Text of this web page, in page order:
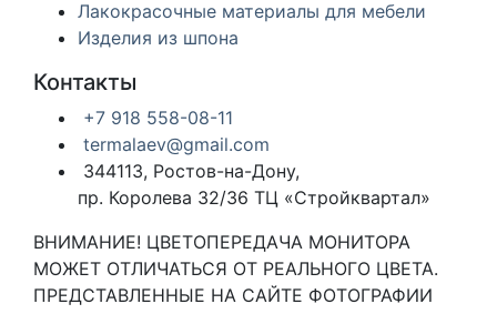
Лакокрасочные материалы для мебели
Изделия из шпона
Контакты
+7 918 558-08-11
termalaev@gmail.com
344113, Ростов-на-Дону,
пр. Королева 32/36 ТЦ «Стройквартал»
ВНИМАНИЕ! ЦВЕТОПЕРЕДАЧА МОНИТОРА
МОЖЕТ ОТЛИЧАТЬСЯ ОТ РЕАЛЬНОГО ЦВЕТА.
ПРЕДСТАВЛЕННЫЕ НА САЙТЕ ФОТОГРАФИИ